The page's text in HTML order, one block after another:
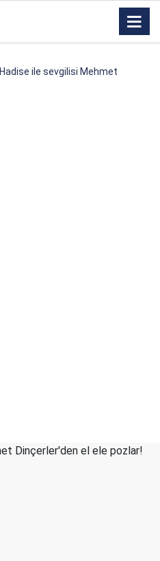
Hadise ile sevgilisi Mehmet